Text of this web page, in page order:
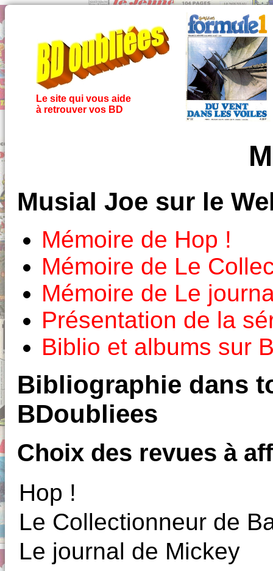
Le site qui vous aide
à retrouver vos BD
Musial Joe sur le
Mémoire de Hop !
Mémoire de Le
Mémoire de Le
Présentation de la
Biblio et albums sur
Bibliographie dans
BDoubliees
Choix des revues à
Hop !
Le Collectionneur de
Le journal de Mickey